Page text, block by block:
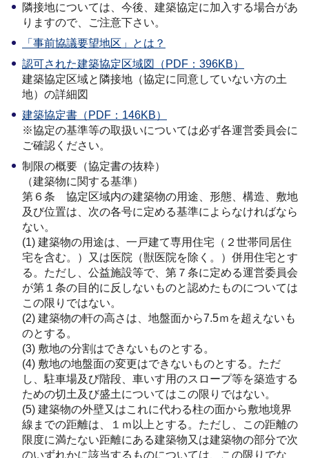
隣接地については、今後、建築協定に加入する場合があ
りますので、ご注意下さい。
「事前協議要望地区」とは？
認可された建築協定区域図（PDF：396KB）
建築協定区域と隣接地（協定に同意していない方の土
地）の詳細図
建築協定書（PDF：146KB）
※協定の基準等の取扱いについては必ず各運営委員会に
ご確認ください。
制限の概要（協定書の抜粋）
（建築物に関する基準）
第６条 協定区域内の建築物の用途、形態、構造、敷地
及び位置は、次の各号に定める基準によらなければなら
ない。
(1) 建築物の用途は、一戸建て専用住宅（２世帯同居住
宅を含む。）又は医院（獣医院を除く。）併用住宅とす
る。ただし、公益施設等で、第７条に定める運営委員会
が第１条の目的に反しないものと認めたものについては
この限りではない。
(2) 建築物の軒の高さは、地盤面から7.5ｍを超えないも
のとする。
(3) 敷地の分割はできないものとする。
(4) 敷地の地盤面の変更はできないものとする。ただ
し、駐車場及び階段、車いす用のスロープ等を築造する
ための切土及び盛土についてはこの限りではない。
(5) 建築物の外壁又はこれに代わる柱の面から敷地境界
線までの距離は、１ｍ以上とする。ただし、この距離の
限度に満たない距離にある建築物又は建築物の部分で次
のいずれかに該当するものについては、この限りでな